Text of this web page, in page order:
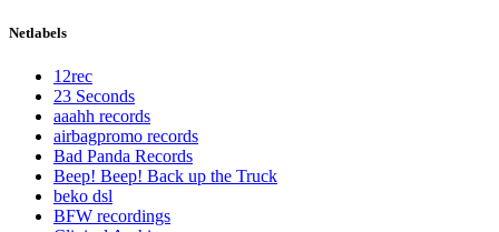
Netlabels
12rec
23 Seconds
aaahh records
airbagpromo records
Bad Panda Records
Beep! Beep! Back up the Truck
beko dsl
BFW recordings